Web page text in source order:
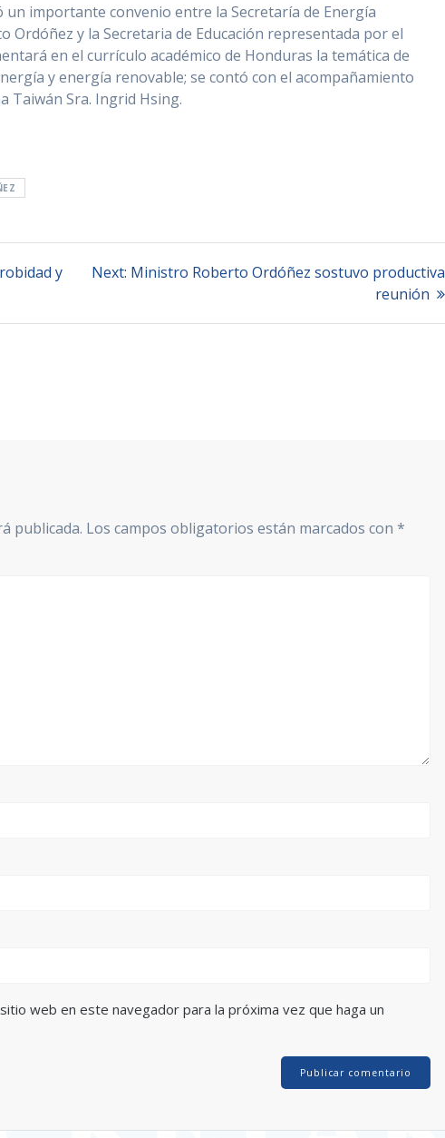
un importante convenio entre la Secretaría de Energía
y la Secretaria de Educación representada por el
en el currículo académico de Honduras la temática de
y energía renovable; se contó con el acompañamiento
Taiwán Sra. Ingrid Hsing.
y
Next: Next
Ministro Roberto Ordóñez sostuvo productiva
reunión
publicada. Los campos obligatorios están marcados con*
web en este navegador para la próxima vez que haga un